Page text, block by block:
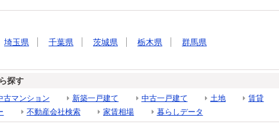
埼玉県 千葉県 茨城県 栃木県 群馬県
探す
古マンション 新築一戸建て 中古一戸建て 土地 賃貸
不動産会社検索 家賃相場 暮らしデータ